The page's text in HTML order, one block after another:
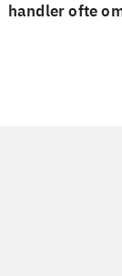
handler ofte